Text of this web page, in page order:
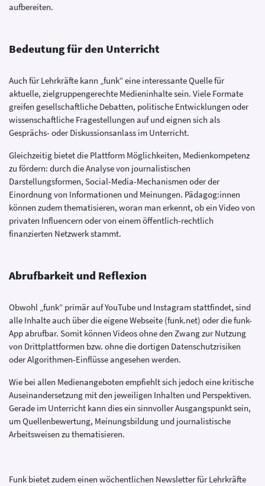
aufbereiten.
Bedeutung für den Unterricht
Auch für Lehrkräfte kann „funk“ eine interessante Quelle für
aktuelle, zielgruppengerechte Medieninhalte sein. Viele Formate
greifen gesellschaftliche Debatten, politische Entwicklungen oder
wissenschaftliche Fragestellungen auf und eignen sich als
Gesprächs- oder Diskussionsanlass im Unterricht.
Gleichzeitig bietet die Plattform Möglichkeiten, Medienkompetenz
zu fördern: durch die Analyse von journalistischen
Darstellungsformen, Social-Media-Mechanismen oder der
Einordnung von Informationen und Meinungen. Pädagog:innen
können zudem thematisieren, woran man erkennt, ob ein Video von
privaten Influencern oder von einem öffentlich-rechtlich
finanzierten Netzwerk stammt.
Abrufbarkeit und Reflexion
Obwohl „funk“ primär auf YouTube und Instagram stattfindet, sind
alle Inhalte auch über die eigene Webseite (funk.net) oder die funk-
App abrufbar. Somit können Videos ohne den Zwang zur Nutzung
von Drittplattformen bzw. ohne die dortigen Datenschutzrisiken
oder Algorithmen-Einflüsse angesehen werden.
Wie bei allen Medienangeboten empfiehlt sich jedoch eine kritische
Auseinandersetzung mit den jeweiligen Inhalten und Perspektiven.
Gerade im Unterricht kann dies ein sinnvoller Ausgangspunkt sein,
um Quellenbewertung, Meinungsbildung und journalistische
Arbeitsweisen zu thematisieren.
Funk bietet zudem einen wöchentlichen Newsletter für Lehrkräfte